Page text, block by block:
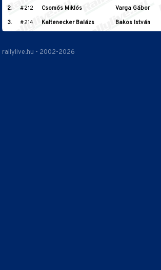
2.
#212 Csomós Miklós Varga Gábor
3.
#214 Kaltenecker Balázs Bakos István
rallylive.hu - 2002-2026